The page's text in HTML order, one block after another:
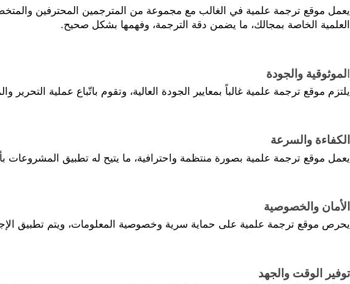
العلمية الخاصة بمجالك، ما يضمن دقة الترجمة، وفهمها بشكل صحيح.
الموثوقية والجودة
يلتزم موقع ترجمة علمية غالباً بمعايير الجودة العالية، وتقوم باتّباع عملية
الكفاءة والسرعة
يعمل موقع ترجمة علمية بصورة منتظمة واحترافية، ما يتيح له تطبيق المشروعات
الأمان والخصوصية
يحرص موقع ترجمة علمية على حماية سرية وخصوصية المعلومات، ويتم تطبيق
توفير الوقت والجهد